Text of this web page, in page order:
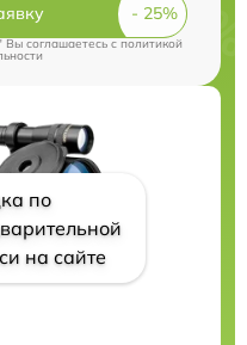
Вы соглашаетесь cполитикой
по
на сайте